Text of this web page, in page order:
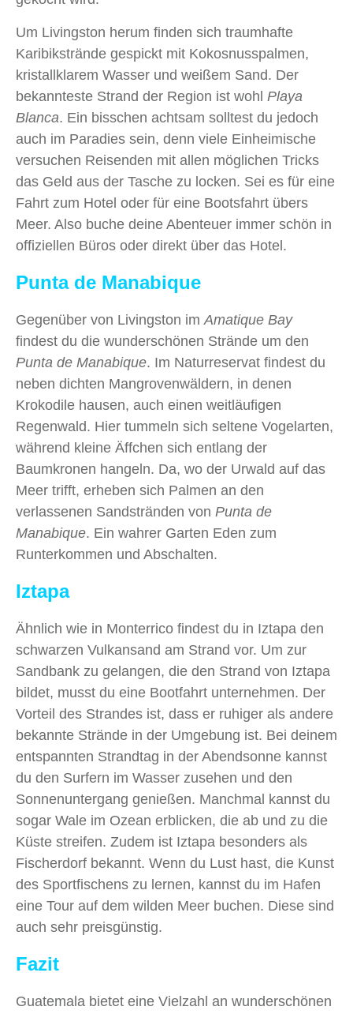
Um Livingston herum finden sich traumhafte
Karibikstrände gespickt mit Kokosnusspalmen,
kristallklarem Wasser und weißem Sand. Der
bekannteste Strand der Region ist wohl Playa
Blanca. Ein bisschen achtsam solltest du jedoch
auch im Paradies sein, denn viele Einheimische
versuchen Reisenden mit allen möglichen Tricks
das Geld aus der Tasche zu locken. Sei es für eine
Fahrt zum Hotel oder für eine Bootsfahrt übers
Meer. Also buche deine Abenteuer immer schön in
offiziellen Büros oder direkt über das Hotel.
Punta de Manabique
Gegenüber von Livingston imAmatique Bay
findest du die wunderschönen Strände um den
Punta de Manabique. Im Naturreservat findest du
neben dichten Mangrovenwäldern, in denen
Krokodile hausen, auch einen weitläufigen
Regenwald. Hier tummeln sich seltene Vogelarten,
während kleine Äffchen sich entlang der
Baumkronen hangeln. Da, wo der Urwald auf das
Meer trifft, erheben sich Palmen an den
verlassenen Sandstränden von Punta de
Manabique. Ein wahrer Garten Eden zum
Runterkommen und Abschalten.
Iztapa
Ähnlich wie in Monterrico findest du in Iztapa den
schwarzen Vulkansand am Strand vor. Um zur
Sandbank zu gelangen, die den Strand von Iztapa
bildet, musst du eine Bootfahrt unternehmen. Der
Vorteil des Strandes ist, dass er ruhiger als andere
bekannte Strände in der Umgebung ist. Bei deinem
entspannten Strandtag in der Abendsonne kannst
du den Surfern im Wasser zusehen und den
Sonnenuntergang genießen. Manchmal kannst du
sogar Wale im Ozean erblicken, die ab und zu die
Küste streifen. Zudem ist Iztapa besonders als
Fischerdorf bekannt. Wenn du Lust hast, die Kunst
des Sportfischens zu lernen, kannst du im Hafen
eine Tour auf dem wilden Meer buchen. Diese sind
auch sehr preisgünstig.
Fazit
Guatemala bietet eine Vielzahl an wunderschönen